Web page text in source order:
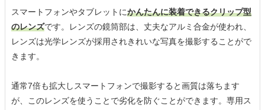
スマートフォンやタブレットにかんたんに装着できるクリップ型
のレンズです。レンズの鏡筒部は、丈夫なアルミ合金が使われ、
レンズは光学レンズが採用されきれいな写真を撮影することがで
きます。
通常7倍も拡大しスマートフォンで撮影すると画質は落ちます
が、このレンズを使うことで劣化を防ぐことができます。専用ス